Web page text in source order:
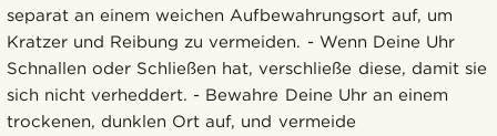
separat an einem weichen Aufbewahrungsort auf, um
Kratzer und Reibung zu vermeiden. - Wenn Deine Uhr
Schnallen oder Schließen hat, verschließe diese, damit sie
sich nicht verheddert. - Bewahre Deine Uhr an einem
trockenen, dunklen Ort auf, und vermeide